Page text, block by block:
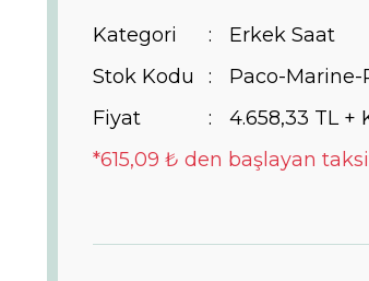
Kategori
Erkek Saat
Stok Kodu
Paco-Marine-
Fiyat
4.658,33 TL +
*615,09 ₺ den başlayan